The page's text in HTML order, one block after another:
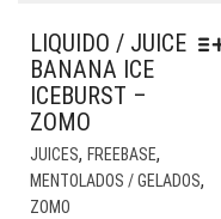
LIQUIDO / JUICE
BANANA ICE
ICEBURST –
ZOMO
JUICES, FREEBASE,
MENTOLADOS / GELADOS,
ZOMO